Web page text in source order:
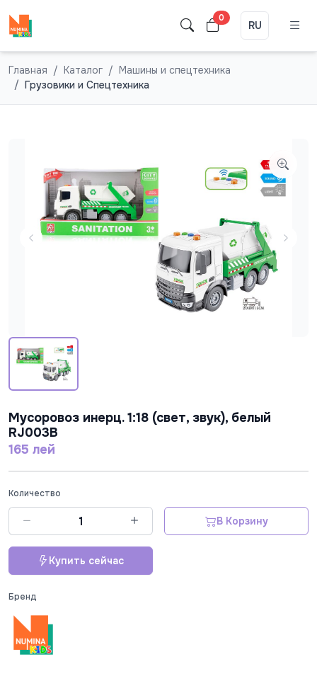
0
RU
Главная Каталог
Машины и спецтехника
Грузовики и Спецтехника
Мусоровоз инерц. 1:18 (свет, звук), белый
RJ003B
165 лей
Количество
В Корзину
Купить сейчас
Бренд